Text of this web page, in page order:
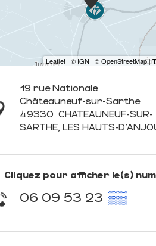
19 rue Nationale
Châteauneuf-sur-Sarthe
49330 CHATEAUNEUF-SUR-
SARTHE, LES HAUTS-
Cliquez pour afficher le(s)
06 09 53 23 ▒▒